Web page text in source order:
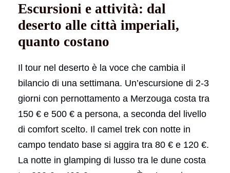
Escursioni e attività: dal
deserto alle città imperiali,
quanto costano
Il tour nel deserto è la voce che cambia il
bilancio di una settimana. Un’escursione di 2-3
giorni con pernottamento a Merzouga costa tra
150 € e 500 € a persona, a seconda del livello
di comfort scelto. Il camel trek con notte in
campo tendato base si aggira tra 80 € e 120 €.
La notte in glamping di lusso tra le dune costa